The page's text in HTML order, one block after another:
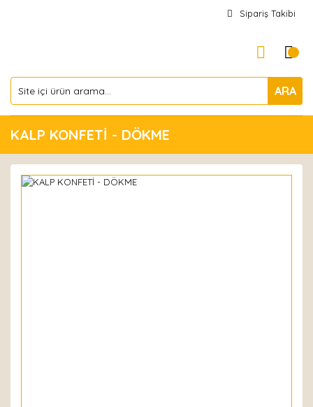
Sipariş Takibi
ARA
KALP KONFETİ - DÖKME